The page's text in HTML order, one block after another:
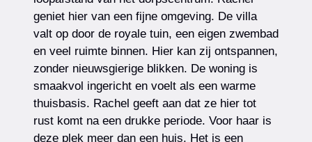
geniet hier van een fijne omgeving. De villa
valt op door de royale tuin, een eigen zwembad
en veel ruimte binnen. Hier kan zij ontspannen,
zonder nieuwsgierige blikken. De woning is
smaakvol ingericht en voelt als een warme
thuisbasis. Rachel geeft aan dat ze hier tot
rust komt na een drukke periode. Voor haar is
deze plek meer dan een huis. Het is een